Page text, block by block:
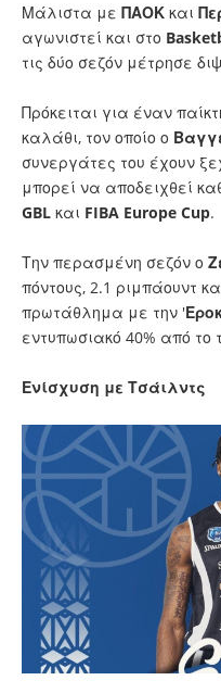
Μάλιστα με ΠΑΟΚ και
αγωνιστεί και στο
τις δύο σεζόν μέτρησε
Πρόκειται για έναν
καλάθι, τον οποίο ο
συνεργάτες του έχουν
μπορεί να αποδειχθεί
GBL και FIBA Europe Cup.
Την περασμένη σεζόν ο
πόντους, 2.1 ριμπάουντ
πρωτάθλημα με την '
εντυπωσιακό 40% από το
Ενίσχυση με Τσάιλντς